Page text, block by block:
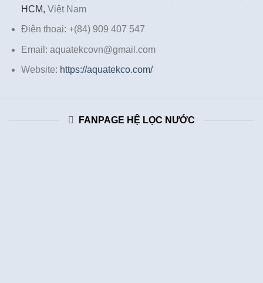
HCM, Việt Nam
Điện thoại: +(84) 909 407 547
Email: aquatekcovn@gmail.com
Website: https://aquatekco.com/
FANPAGE HỆ LỌC NƯỚC